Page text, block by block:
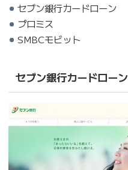
セブン銀行カードローン
プロミス
SMBCモビット
セブン銀行カードローン